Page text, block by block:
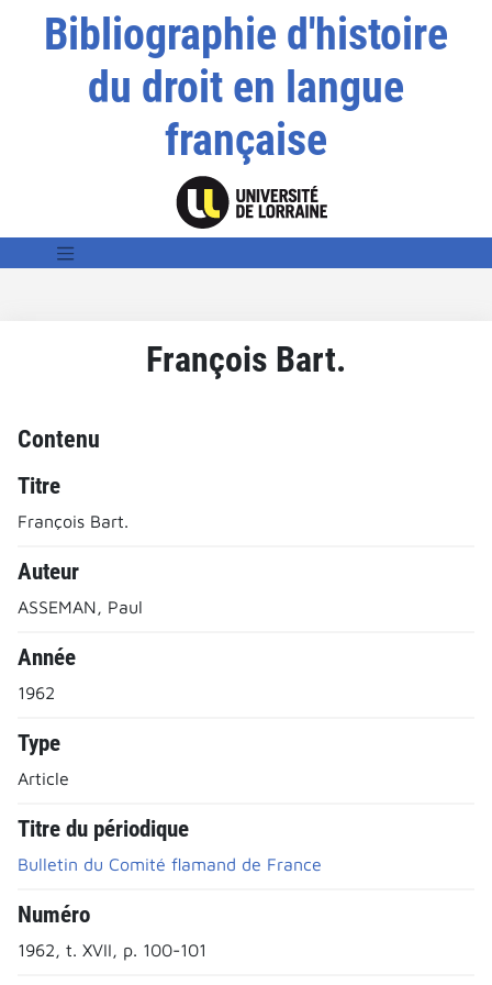
Bibliographie d'histoire
du droit en langue
française
François Bart.
Contenu
Titre
François Bart.
Auteur
ASSEMAN, Paul
Année
1962
Type
Article
Titre du périodique
Bulletin du Comité flamand de France
Numéro
1962, t. XVII, p. 100-101